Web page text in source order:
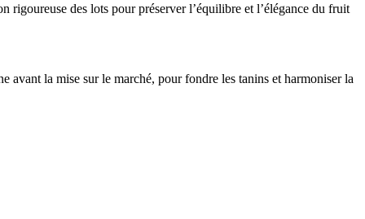
rigoureuse des lots pour préserver l’équilibre et l’élégance du fruit
avant la mise sur le marché, pour fondre les tanins et harmoniser la